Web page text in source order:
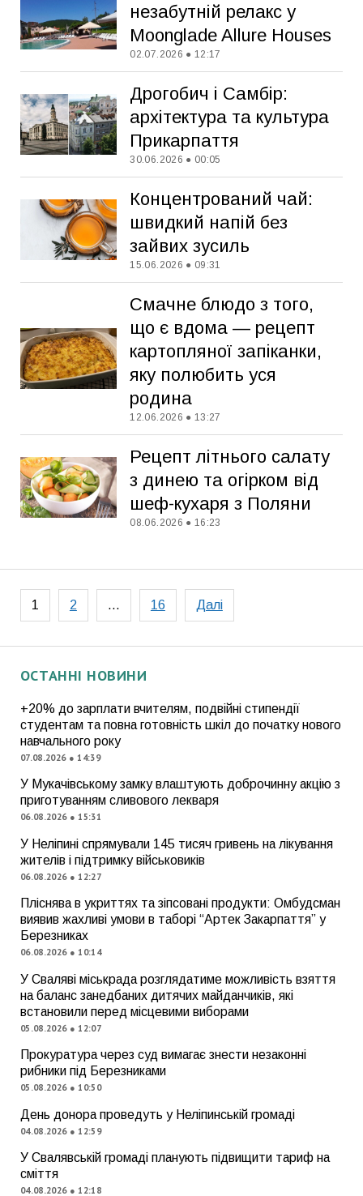
ОСТАННІ НОВИНИ
+20% до зарплати вчителям, подвійні стипендії
студентам та повна готовність шкіл до початку нового
навчального року
07.08.2026 ● 14:39
У Мукачівському замку влаштують доброчинну акцію з
приготуванням сливового лекваря
06.08.2026 ● 15:31
У Неліпині спрямували 145 тисяч гривень на лікування
жителів і підтримку військовиків
06.08.2026 ● 12:27
Пліснява в укриттях та зіпсовані продукти: Омбудсман
виявив жахливі умови в таборі “Артек Закарпаття” у
Березниках
06.08.2026 ● 10:14
У Сваляві міськрада розглядатиме можливість взяття
на баланс занедбаних дитячих майданчиків, які
встановили перед місцевими виборами
05.08.2026 ● 12:07
Прокуратура через суд вимагає знести незаконні
рибники під Березниками
05.08.2026 ● 10:50
День донора проведуть у Неліпинській громаді
04.08.2026 ● 12:59
У Свалявській громаді планують підвищити тариф на
сміття
04.08.2026 ● 12:18
незабутній релакс у
Moonglade Allure Houses
02.07.2026 ● 12:17
Дрогобич і Самбір:
архітектура та культура
Прикарпаття
30.06.2026 ● 00:05
Концентрований чай:
швидкий напій без
зайвих зусиль
15.06.2026 ● 09:31
Смачне блюдо з того,
що є вдома — рецепт
картопляної запіканки,
яку полюбить уся
родина
12.06.2026 ● 13:27
Рецепт літнього салату
з динею та огірком від
шеф-кухаря з Поляни
08.06.2026 ● 16:23
Пагінація
записів
1 2 … 16 Далі